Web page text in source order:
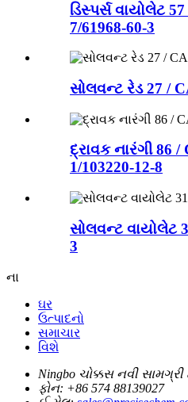
ડિસ્પર્સ વાયોલેટ
7/61968-60-3
સોલવન્ટ રેડ 27 /
દ્રાવક નારંગી 86 /
1/103220-12-8
સોલવન્ટ વાયોલેટ
3
ના
ઘર
ઉત્પાદનો
સમાચાર
વિશે
Ningbo ચોક્કસ નવી
ફોન: +86 574 88139027